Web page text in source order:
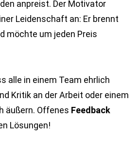
anpreist. Der Motivator
Leidenschaft an: Er brennt
möchte um jeden Preis
alle in einem Team ehrlich
Kritik an der Arbeit oder einem
äußern. Offenes Feedback
Lösungen!